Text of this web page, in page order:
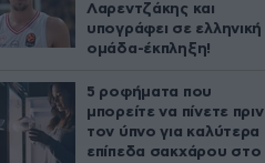
Λαρεντζάκης και
υπογράφει σε ελληνική
ομάδα-έκπληξη!
5 ροφήματα που
μπορείτε να πίνετε πριν
τον ύπνο για καλύτερα
επίπεδα σακχάρου στο